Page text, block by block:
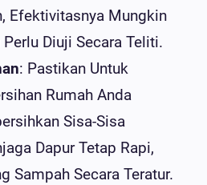
Efektivitasnya Mungkin
Diuji Secara Teliti.
: Pastikan Untuk
Rumah Anda
Sisa-Sisa
Dapur Tetap Rapi,
Sampah Secara Teratur.